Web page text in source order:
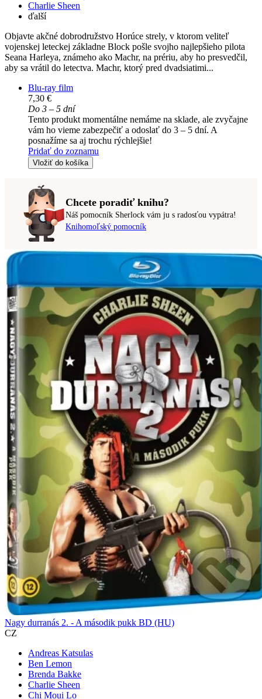
Charlie Sheen
ďalší
Objavte akčné dobrodružstvo Horúce strely, v ktorom veliteľ
vojenskej leteckej základne Block pošle svojho najlepšieho pilota
Seana Harleya, známeho ako Machr, na prériu, aby ho presvedčil,
aby sa vrátil do letectva. Machr, ktorý pred dvadsiatimi...
Blu-ray film
7,30 €
Do 3 – 5 dní
Tento produkt momentálne nemáme na sklade, ale zvyčajne
vám ho vieme zabezpečiť a odoslať do 3 – 5 dní. A
posnažíme sa aj trochu rýchlejšie!
Pridať do zoznamu
Vložiť do košíka
Chcete poradiť knihu?
Náš pomocník Sherlock vám ju s radosťou vypátra!
Knihomoľský pomocník
Nagy durranás 2. - A második pukk BD (HU)
CZ
Andreas Katsulas
Ben Lemon
Brenda Bakke
Charlie Sheen
Chi Moui Lo